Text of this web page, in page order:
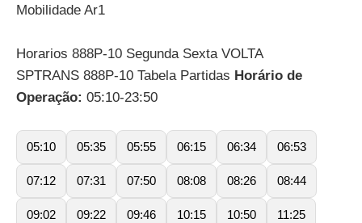
Mobilidade Ar1
Horarios 888P-10 Segunda Sexta VOLTA
SPTRANS 888P-10 Tabela Partidas Horário de
Operação: 05:10-23:50
05:10 05:35 05:55 06:15 06:34 06:53
07:12 07:31 07:50 08:08 08:26 08:44
09:02 09:22 09:46 10:15 10:50 11:25